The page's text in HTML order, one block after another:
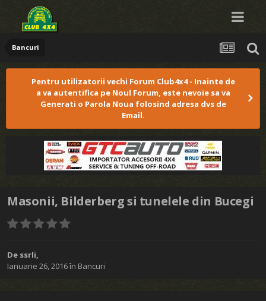
Bancuri
Pentru utilizatorii vechi Forum Club4x4 - Inainte de
a va autentifica pe Noul Forum, este nevoie sa va
Generati o Parola Noua folosind adresa dvs de
Email.
Masonii, Bilderberg si tunelele din Bucegi
De ssrli,
Ianuarie 26, 2016în Bancuri